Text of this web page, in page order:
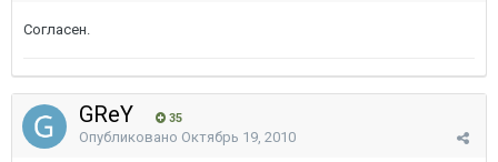
Согласен.
GReY 35
Опубликовано Октябрь 19, 2010